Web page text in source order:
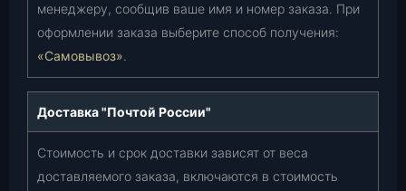
менеджеру, сообщив ваше имя и номер заказа. При
оформлении заказа выберите способ получения:
«Самовывоз».
Доставка "Почтой России"
Стоимость и срок доставки зависят от веса
доставляемого заказа, включаются в стоимость